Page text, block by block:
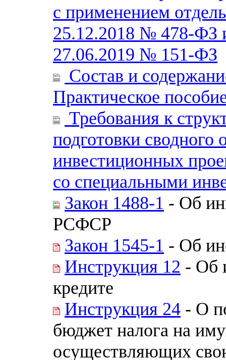
с применением
25.12.2018 № 478-ФЗ
27.06.2019 № 151-ФЗ
Состав и
Практическое
Требования к
подготовки сводного
инвестиционных
со специальными
Закон 1488-1 - Об
РСФСР
Закон 1545-1 - Об
Инструкция 12 - Об
кредите
Инструкция 24 - О
бюджет налога на
осуществляющих